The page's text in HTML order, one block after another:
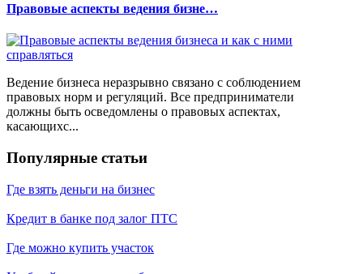
Правовые аспекты ведения бизне…
Ведение бизнеса неразрывно связано с соблюдением
правовых норм и регуляций. Все предприниматели
должны быть осведомлены о правовых аспектах,
касающихс...
Популярные статьи
Где взять деньги на бизнес
Кредит в банке под залог ПТС
Где можно купить участок